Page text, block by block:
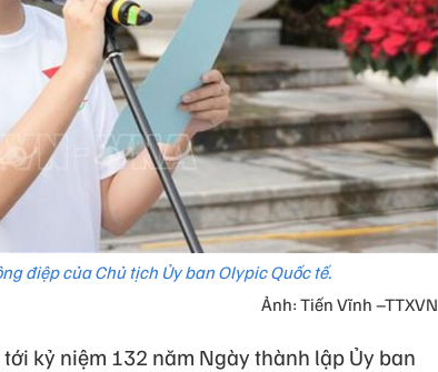
điệp của Chủ tịch Ủy ban Olypic Quốc tế.
Ảnh: Tiến Vĩnh –TTXVN
kỷ niệm 132 năm Ngày thành lập Ủy ban